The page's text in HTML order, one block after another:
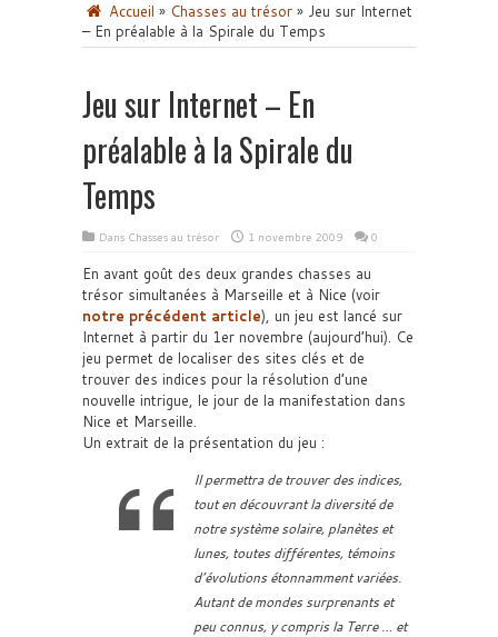
Accueil » Chasses au trésor » Jeu sur Internet
– En préalable à la Spirale du Temps
Jeu sur Internet – En
préalable à la Spirale du
Temps
Dans Chasses au trésor 1 novembre 2009 0
En avant goût des deux grandes chasses au
trésor simultanées à Marseille et à Nice (voir
notre précédent article), un jeu est lancé sur
Internet à partir du 1er novembre (aujourd’hui). Ce
jeu permet de localiser des sites clés et de
trouver des indices pour la résolution d’une
nouvelle intrigue, le jour de la manifestation dans
Nice et Marseille.
Un extrait de la présentation du jeu :
Il permettra de trouver des indices,
tout en découvrant la diversité de
notre système solaire, planètes et
lunes, toutes différentes, témoins
d’évolutions étonnamment variées.
Autant de mondes surprenants et
peu connus, y compris la Terre … et